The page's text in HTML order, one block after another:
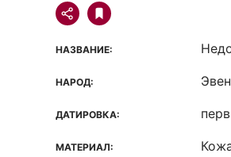
НАЗВАНИЕ:
НАРОД:
ДАТИРОВКА:
МАТЕРИАЛ: